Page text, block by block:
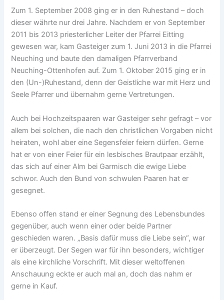
Zum 1. September 2008 ging er in den Ruhestand – doch
dieser währte nur drei Jahre. Nachdem er von September
2011 bis 2013 priesterlicher Leiter der Pfarrei Eitting
gewesen war, kam Gasteiger zum 1. Juni 2013 in die Pfarrei
Neuching und baute den damaligen Pfarrverband
Neuching-Ottenhofen auf. Zum 1. Oktober 2015 ging er in
den (Un-)Ruhestand, denn der Geistliche war mit Herz und
Seele Pfarrer und übernahm gerne Vertretungen.
Auch bei Hochzeitspaaren war Gasteiger sehr gefragt – vor
allem bei solchen, die nach den christlichen Vorgaben nicht
heiraten, wohl aber eine Segensfeier feiern dürfen. Gerne
hat er von einer Feier für ein lesbisches Brautpaar erzählt,
das sich auf einer Alm bei Garmisch die ewige Liebe
schwor. Auch den Bund von schwulen Paaren hat er
gesegnet.
Ebenso offen stand er einer Segnung des Lebensbundes
gegenüber, auch wenn einer oder beide Partner
geschieden waren. „Basis dafür muss die Liebe sein“, war
er überzeugt. Der Segen war für ihn besonders, wichtiger
als eine kirchliche Vorschrift. Mit dieser weltoffenen
Anschauung eckte er auch mal an, doch das nahm er
gerne in Kauf.